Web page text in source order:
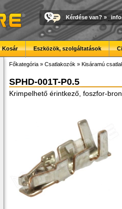
Kérdése van? »
Kosár Eszközök, szolgáltatások
Főkategória » Csatlakozók » Kisáramú
SPHD-001T-P0.5
Krimpelhető érintkező, foszfor-